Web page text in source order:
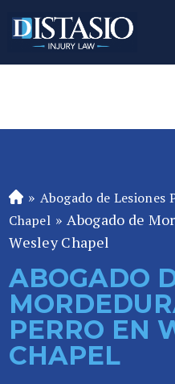
(813)
A
b
o
d
o
de
P
er
» Abogado de Lesiones
Chapel » Abogado de
Wesley Chapel
ABOGADO
PERRO EN
CHAPEL